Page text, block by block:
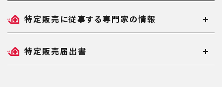
特定販売に従事する専門家の情報
特定販売届出書